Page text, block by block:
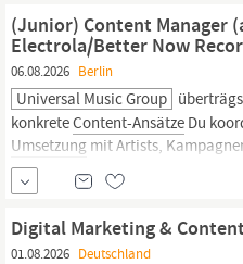
(Junior) Content Manager
Electrola/Better Now
06.08.2026 Berlin
Universal Music Group
konkreteContent-Ansätze Du
Umsetzung mit Artists,
weiteren Beteiligten und hältst
Assets nach Du wertest
Wiedergabedauer, Interaktionen
daraus
Digital Marketing &
01.08.2026 Deutschland